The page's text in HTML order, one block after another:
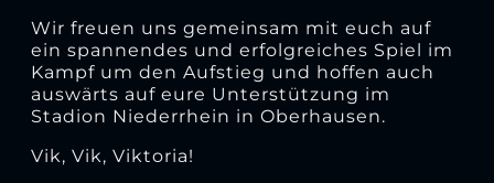
Wir freuen uns gemeinsam mit euch auf
ein spannendes und erfolgreiches Spiel im
Kampf um den Aufstieg und hoffen auch
auswärts auf eure Unterstützung im
Stadion Niederrhein in Oberhausen.
Vik, Vik, Viktoria!